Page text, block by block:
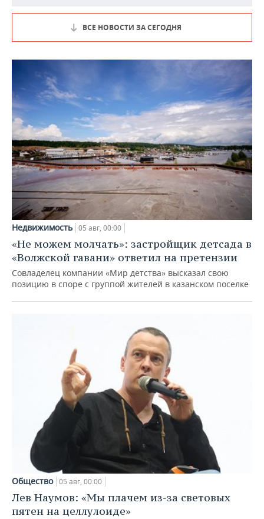
ВСЕ НОВОСТИ ЗА СЕГОДНЯ
Недвижимость 05 авг, 00:00
«Не можем молчать»: застройщик детсада в
«Волжской гавани» ответил на претензии
Совладелец компании «Мир детства» высказал свою
позицию в споре с группой жителей в казанском поселке
Общество 05 авг, 00:00
Лев Наумов: «Мы плачем из-за световых
пятен на целлулоиде»